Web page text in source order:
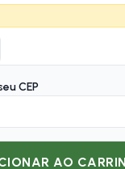
CEP
AO